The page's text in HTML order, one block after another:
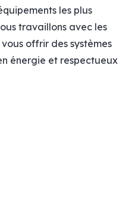
les plus
travaillons avec les
offrir des systèmes
énergie et respectueux